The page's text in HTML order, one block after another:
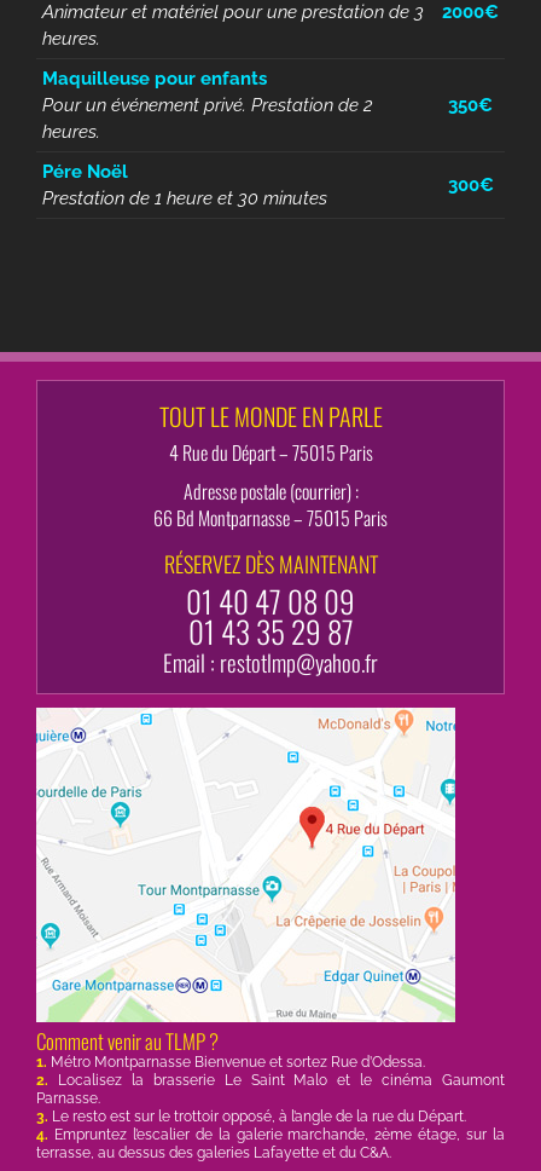
Animateur et matériel pour une prestation de 3
heures.
2000€
Maquilleuse pour enfants
Pour un événement privé. Prestation de 2
heures.
350€
Pére Noël
Prestation de 1 heure et 30 minutes
300€
TOUT LE MONDE EN PARLE
4 Rue du Départ – 75015 Paris
Adresse postale (courrier) :
66 Bd Montparnasse – 75015 Paris
RÉSERVEZ DÈS MAINTENANT
01 40 47 08 09
01 43 35 29 87
Email : restotlmp@yahoo.fr
Comment venir au TLMP ?
1. Métro Montparnasse Bienvenue et sortez Rue d’Odessa.
2. Localisez la brasserie Le Saint Malo et le cinéma Gaumont
Parnasse.
3. Le resto est sur le trottoir opposé, à l’angle de la rue du Départ.
4. Empruntez l’escalier de la galerie marchande, 2ème étage, sur la
terrasse, au dessus des galeries Lafayette et du C&A.